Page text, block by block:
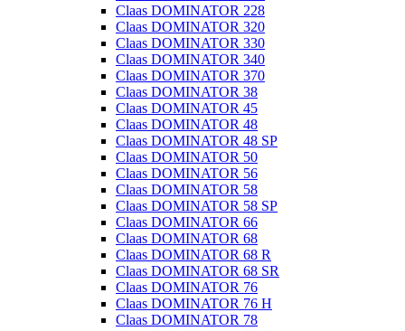
Claas DOMINATOR 228
Claas DOMINATOR 320
Claas DOMINATOR 330
Claas DOMINATOR 340
Claas DOMINATOR 370
Claas DOMINATOR 38
Claas DOMINATOR 45
Claas DOMINATOR 48
Claas DOMINATOR 48 SP
Claas DOMINATOR 50
Claas DOMINATOR 56
Claas DOMINATOR 58
Claas DOMINATOR 58 SP
Claas DOMINATOR 66
Claas DOMINATOR 68
Claas DOMINATOR 68 R
Claas DOMINATOR 68 SR
Claas DOMINATOR 76
Claas DOMINATOR 76 H
Claas DOMINATOR 78